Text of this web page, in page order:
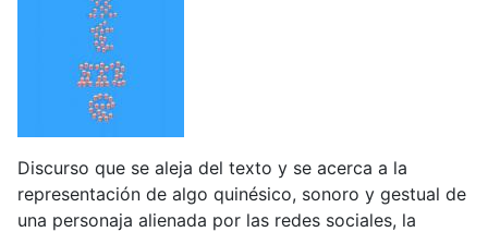
Discurso que se aleja del texto y se acerca a la
representación de algo quinésico, sonoro y gestual de
una personaja alienada por las redes sociales, la